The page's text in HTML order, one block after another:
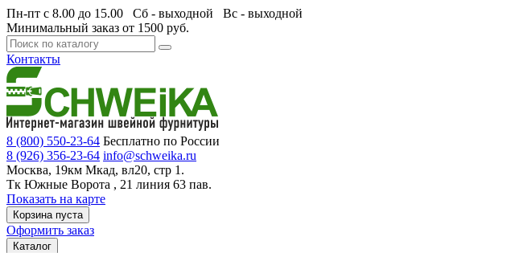
Пн-пт с 8.00 до 15.00 Сб - выходной Вс - выходной
Минимальный заказ от 1500 руб.
Контакты
8 (800) 550-23-64 Бесплатно по России
8 (926) 356-23-64 info@schweika.ru
Москва, 19км Мкад, вл20, стр 1.
Тк Южные Ворота , 21 линия 63 пав.
Показать на карте
Корзина пуста
Оформить заказ
Каталог